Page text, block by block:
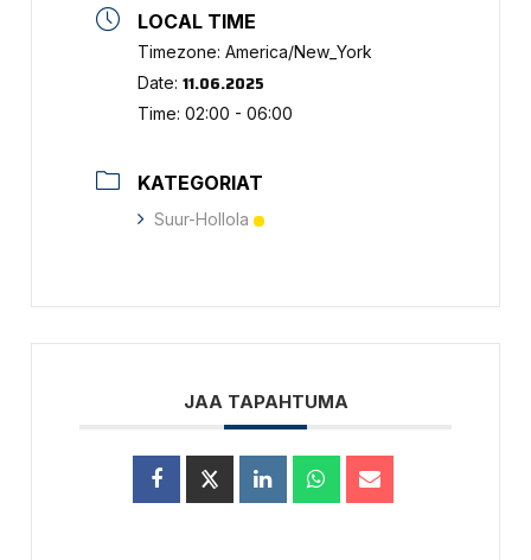
LOCAL TIME
Timezone:America/New_York
Date:11.06.2025
Time:02:00 - 06:00
KATEGORIAT
Suur-Hollola
JAA TAPAHTUMA